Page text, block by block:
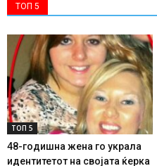
ТОП 5
ТОП 5
48-годишна жена го украла
идентитетот на својата ќерка